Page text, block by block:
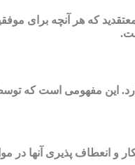
که هر آنچه برای موفقیت
دارد. این مفهومی است که
انعطاف پذیری آنها در